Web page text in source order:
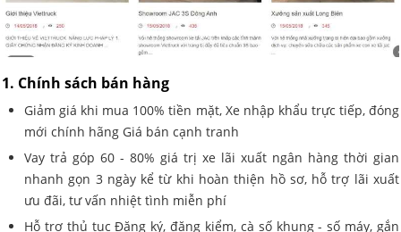
1. Chính sách bán hàng
Giảm giá khi mua 100% tiền mặt, Xe nhập khẩu trực tiếp, đóng
mới chính hãng Giá bán cạnh tranh
Vay trả góp 60 - 80% giá trị xe lãi xuất ngân hàng thời gian
nhanh gọn 3 ngày kể từ khi hoàn thiện hồ sơ, hỗ trợ lãi xuất
ưu đãi, tư vấn nhiệt tình miễn phí
Hỗ trợ thủ tục Đăng ký, đăng kiểm, cà số khung - số máy, gắn